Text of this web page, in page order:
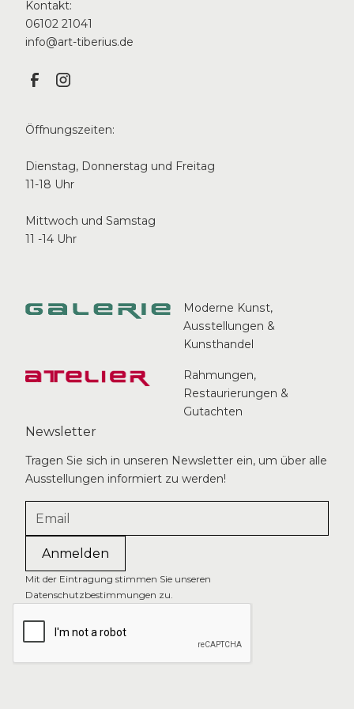
Kontakt:
06102 21041
info@art-tiberius.de
Öffnungszeiten:
Dienstag, Donnerstag und Freitag
11-18 Uhr
Mittwoch und Samstag
11 -14 Uhr
Moderne Kunst,
Ausstellungen &
Kunsthandel
Rahmungen,
Restaurierungen &
Gutachten
Newsletter
Tragen Sie sich in unseren Newsletter ein, um über alle
Ausstellungen informiert zu werden!
Mit der Eintragung stimmen Sie unseren
Datenschutzbestimmungen zu.